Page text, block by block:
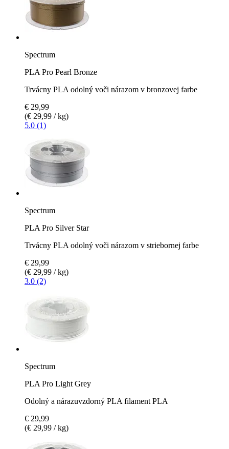
Spectrum
PLA Pro Pearl Bronze
Trvácny PLA odolný voči nárazom v bronzovej farbe
€ 29,99
(€ 29,99 / kg)
5.0 (1)
Spectrum
PLA Pro Silver Star
Trvácny PLA odolný voči nárazom v striebornej farbe
€ 29,99
(€ 29,99 / kg)
3.0 (2)
Spectrum
PLA Pro Light Grey
Odolný a nárazuvzdorný PLA filament PLA
€ 29,99
(€ 29,99 / kg)